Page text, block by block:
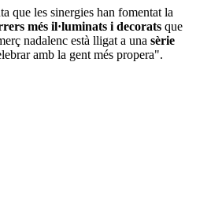
que les sinergies han fomentat la
més il·luminats i decorats que
nadalenc està lligat a una sèrie
amb la gent més propera".